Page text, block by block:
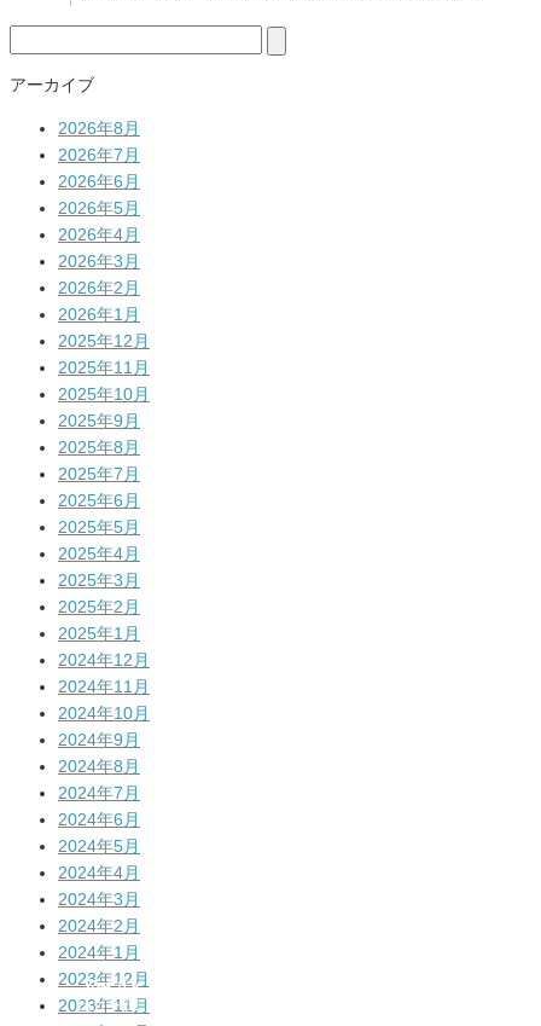
アーカイブ
2026年8月
2026年7月
2026年6月
2026年5月
2026年4月
2026年3月
2026年2月
2026年1月
2025年12月
2025年11月
2025年10月
2025年9月
2025年8月
2025年7月
2025年6月
2025年5月
2025年4月
2025年3月
2025年2月
2025年1月
2024年12月
2024年11月
2024年10月
2024年9月
2024年8月
2024年7月
2024年6月
2024年5月
2024年4月
2024年3月
2024年2月
2024年1月
2023年12月
2023年11月
公式サイト
はコチラ!